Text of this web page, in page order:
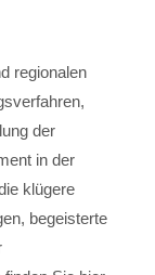
regionalen
der
in der
klügere
begeisterte